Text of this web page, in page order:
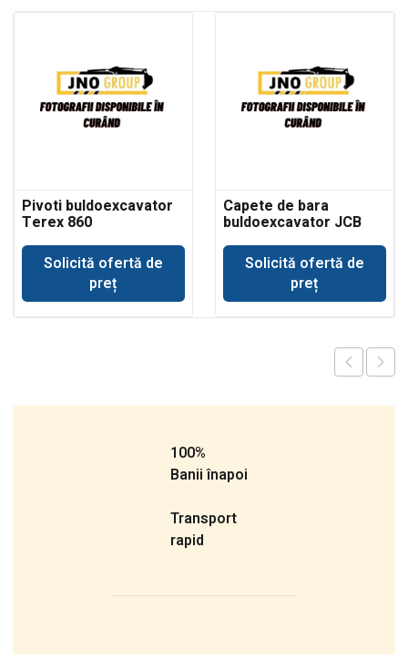
Pivoti buldoexcavator
Terex 860
Solicită ofertă de
preț
Capete de bara
buldoexcavator JCB
Solicită ofertă de
preț
100%
Banii înapoi
Transport
rapid